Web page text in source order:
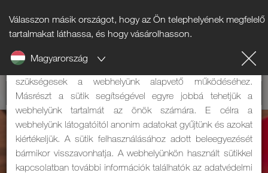
Válasszon másik országot, hogy az Ön telephelyének megfelelő
tartalmakat láthassa, és hogy vásárolhasson.
Magyarország
Tájékoztató a sütikről
A weboldalunk sütiket használ. Két feladatuk van: Egyrészt
szükségesek a webhelyünk alapvető működéséhez.
Másrészt a sütik segítségével egyre jobbá tehetjük a
webhelyünk tartalmát az önök számára. E célra a
webhelyünk látogatóitól anonim adatokat gyűjtünk és azokat
kiértékeljük. A sütik felhasználásához adott beleegyezését
bármikor visszavonhatja. A webhelyünkön használt sütikkel
kapcsolatban további információk találhatók az adatvédelmi